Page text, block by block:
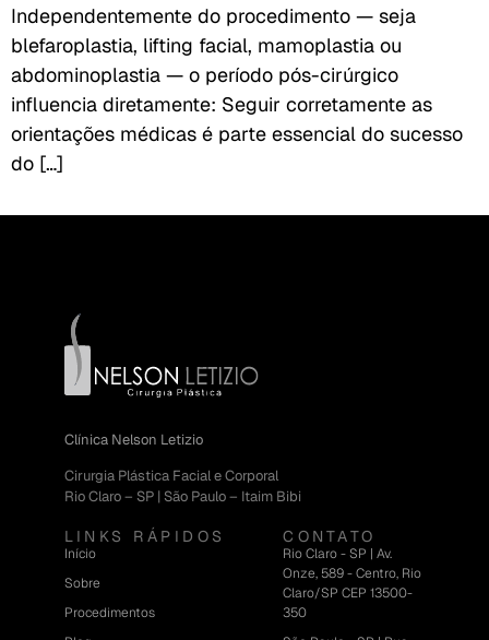
Independentemente do procedimento — seja
blefaroplastia, lifting facial, mamoplastia ou
abdominoplastia — o período pós-cirúrgico
influencia diretamente: Seguir corretamente as
orientações médicas é parte essencial do sucesso
do […]
Clínica Nelson Letizio
Cirurgia Plástica Facial e Corporal
Rio Claro – SP | São Paulo – Itaim Bibi
LINKS RÁPIDOS
Início
Sobre
Procedimentos
CONTATO
Rio Claro - SP | Av.
Onze, 589 - Centro, Rio
Claro/SP CEP 13500-
350